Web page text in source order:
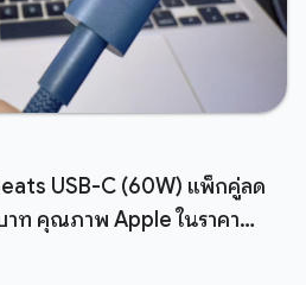
USB-C (60W) แพ็กคู่ลด
าท คุณภาพ Apple ในราคา